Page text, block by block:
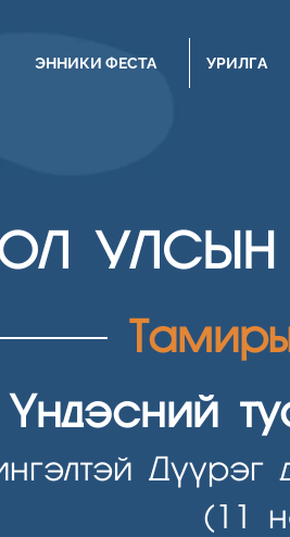
ЭННИКИ ФЕСТА УРИЛГА
УЛСЫН
Үндэсний
Дүүрэг
(11